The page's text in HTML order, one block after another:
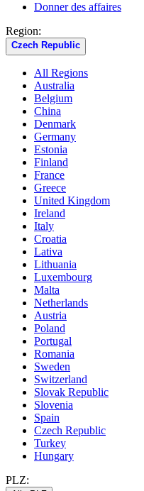
Donner des affaires
Region:
Czech Republic
All Regions
Australia
Belgium
China
Denmark
Germany
Estonia
Finland
France
Greece
United Kingdom
Ireland
Italy
Croatia
Lativa
Lithuania
Luxembourg
Malta
Netherlands
Austria
Poland
Portugal
Romania
Sweden
Switzerland
Slovak Republic
Slovenia
Spain
Czech Republic
Turkey
Hungary
PLZ: